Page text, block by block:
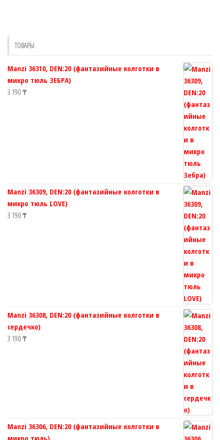
товара.
ТОВАРЫ
Manzi 36310, DEN:20 (фантазийные колготки в
микро тюль ЗЕБРА)
3 190 ₸
Manzi 36309, DEN:20 (фантазийные колготки в
микро тюль LOVE)
3 190 ₸
Manzi 36308, DEN:20 (фантазийные колготки в
сердечко)
3 190 ₸
Manzi 36306, DEN:20 (фантазийные колготки в